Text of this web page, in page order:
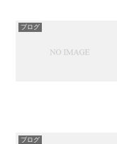
ブログ
ブログ